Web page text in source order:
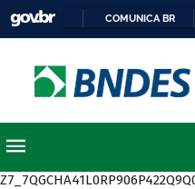
COMUNICA BR